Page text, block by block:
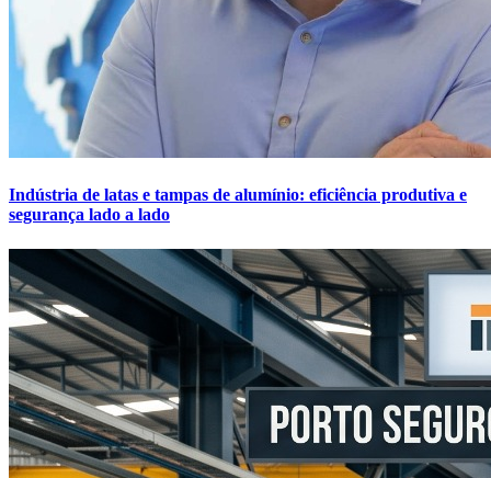
Indústria de latas e tampas de alumínio: eficiência produtiva e
segurança lado a lado